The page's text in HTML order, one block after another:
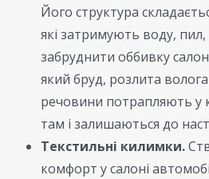
Його структура
які затримують воду, пил,
забруднити оббивку
який бруд, розлита волога
речовини потрапляють у
там і залишаються до
Текстильні килимки.
комфорт у салоні